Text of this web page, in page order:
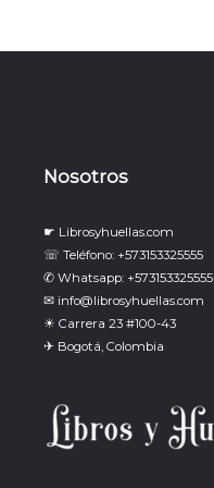
Nosotros
☛ Librosyhuellas.com
☏ Teléfono: +573153325555
✆ Whatsapp: +573153325555
✉ info@librosyhuellas.com
☀ Carrera 23 #100-43
✈ Bogotá, Colombia